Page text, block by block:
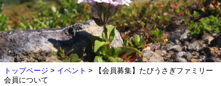
トップページ > イベント > 【会員募集】たびうさぎファミリー
会員について